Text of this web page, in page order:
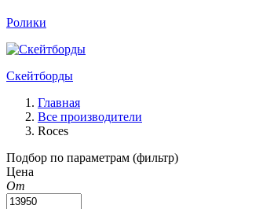
Ролики
Скейтборды
Главная
Все производители
Roces
Подбор по параметрам (фильтр)
Цена
От